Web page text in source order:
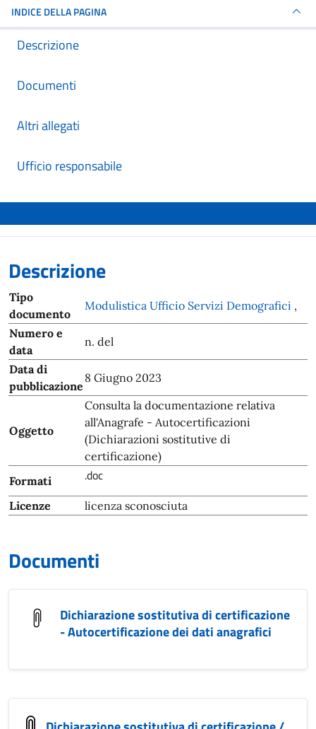
INDICE DELLA PAGINA
Descrizione
Documenti
Altri allegati
Ufficio responsabile
Descrizione
Tipo
documento
Modulistica Ufficio Servizi Demografici ,
Numero e
data
n. del
Data di
pubblicazione
8 Giugno 2023
Oggetto
Consulta la documentazione relativa
all'Anagrafe - Autocertificazioni
(Dichiarazioni sostitutive di
certificazione)
Formati
.doc
Licenze licenza sconosciuta
Documenti
Dichiarazione sostitutiva di certificazione
- Autocertificazione dei dati anagrafici